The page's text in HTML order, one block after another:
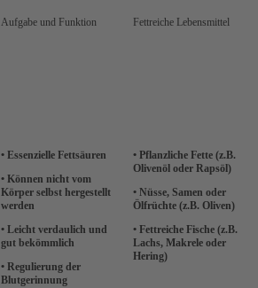
Aufgabe und Funktion Fettreiche Lebensmittel
• Essenzielle Fettsäuren
• Können nicht vom
Körper selbst hergestellt
werden
• Leicht verdaulich und
gut bekömmlich
• Regulierung der
Blutgerinnung
• Pflanzliche Fette (z.B.
Olivenöl oder Rapsöl)
• Nüsse, Samen oder
Ölfrüchte (z.B. Oliven)
• Fettreiche Fische (z.B.
Lachs, Makrele oder
Hering)